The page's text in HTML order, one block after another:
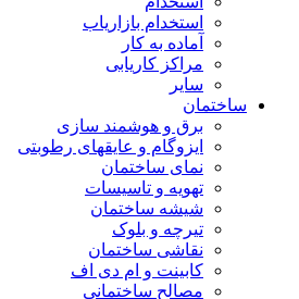
استخدام بازاریاب
آماده به کار
مراکز کاریابی
سایر
ساختمان
برق و هوشمند سازی
ایزوگام و عایقهای رطوبتی
نمای ساختمان
تهویه و تاسیسات
شیشه ساختمان
تیرچه و بلوک
نقاشی ساختمان
کابینت و ام دی اف
مصالح ساختمانی